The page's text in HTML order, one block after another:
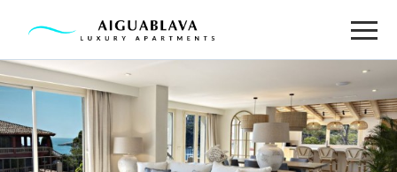
Idioma
APARTAMENTOS